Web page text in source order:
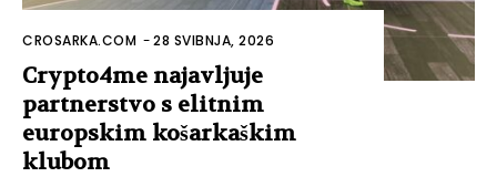
CROSARKA.COM -28 SVIBNJA, 2026
Crypto4me najavljuje
partnerstvo s elitnim
europskim košarkaškim
klubom